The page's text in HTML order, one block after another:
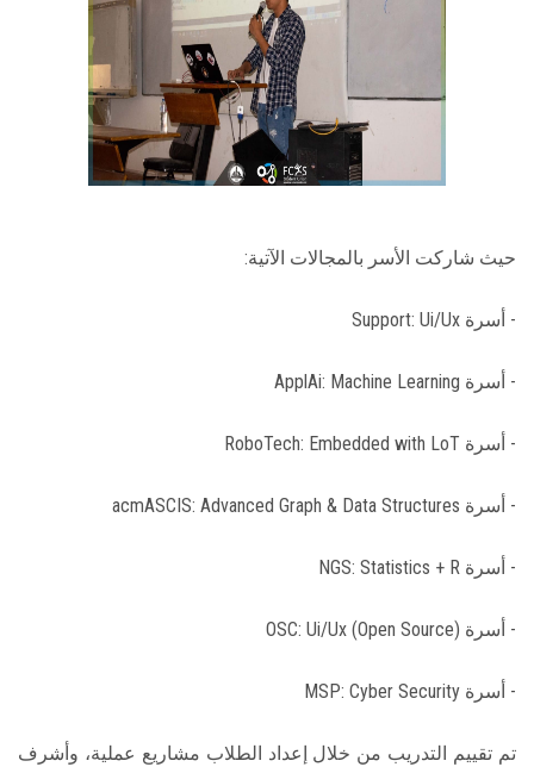
حيث شاركت الأسر بالمجالات الآتية:
- أسرة Support: Ui/Ux
- أسرة ApplAi: Machine Learning
- أسرة RoboTech: Embedded with LoT
- أسرة acmASCIS: Advanced Graph & Data Structures
- أسرة NGS: Statistics + R
- أسرة OSC: Ui/Ux (Open Source)
- أسرة MSP: Cyber Security
تم تقييم التدريب من خلال إعداد الطلاب مشاريع عملية، وأشرف